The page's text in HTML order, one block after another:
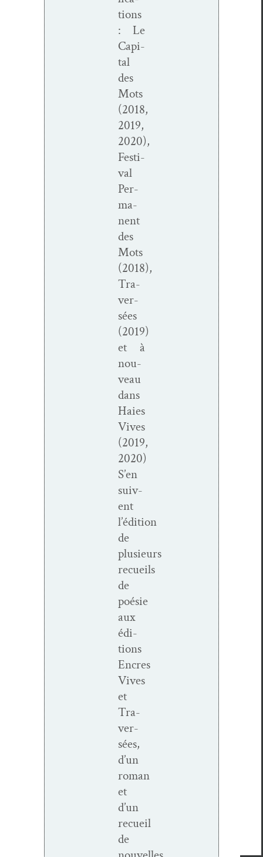
tions
: Le
Cap­i­
tal
des
Mots
(2018,
2019,
2020),
Fes­ti­
val
Per­
ma­
nent
des
Mots
(2018),
Tra­
ver­
sées
(2019)
et à
nou­
veau
dans
Haies
Vives
(2019,
2020)
S’en
suiv­
ent
l’édition
de
plusieurs
recueils
de
poésie
aux
édi­
tions
Encres
Vives
et
Tra­
ver­
sées,
d’un
roman
et
d’un
recueil
de